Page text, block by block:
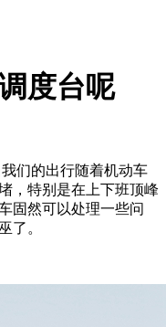
度台呢
们的出行随着机动车
，特别是在上下班顶峰
固然可以处理一些问
了。